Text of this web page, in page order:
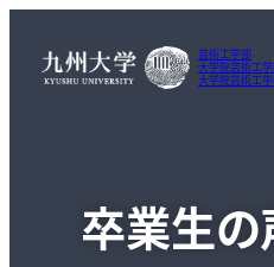
芸術工学部
大学院芸術工
大学院芸術工
卒業生の